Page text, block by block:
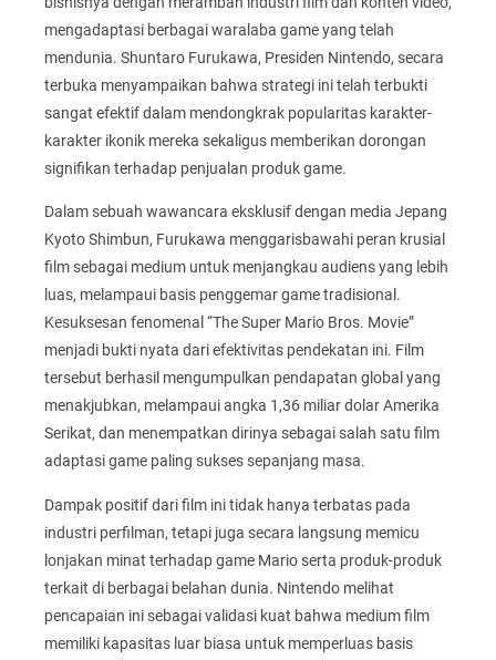
mengadaptasi berbagai waralaba game yang telah
mendunia. Shuntaro Furukawa, Presiden Nintendo, secara
terbuka menyampaikan bahwa strategi ini telah terbukti
sangat efektif dalam mendongkrak popularitas karakter-
karakter ikonik mereka sekaligus memberikan dorongan
signifikan terhadap penjualan produk game.
Dalam sebuah wawancara eksklusif dengan media Jepang
Kyoto Shimbun, Furukawa menggarisbawahi peran krusial
film sebagai medium untuk menjangkau audiens yang lebih
luas, melampaui basis penggemar game tradisional.
Kesuksesan fenomenal “The Super Mario Bros. Movie”
menjadi bukti nyata dari efektivitas pendekatan ini. Film
tersebut berhasil mengumpulkan pendapatan global yang
menakjubkan, melampaui angka 1,36 miliar dolar Amerika
Serikat, dan menempatkan dirinya sebagai salah satu film
adaptasi game paling sukses sepanjang masa.
Dampak positif dari film ini tidak hanya terbatas pada
industri perfilman, tetapi juga secara langsung memicu
lonjakan minat terhadap game Mario serta produk-produk
terkait di berbagai belahan dunia. Nintendo melihat
pencapaian ini sebagai validasi kuat bahwa medium film
memiliki kapasitas luar biasa untuk memperluas basis